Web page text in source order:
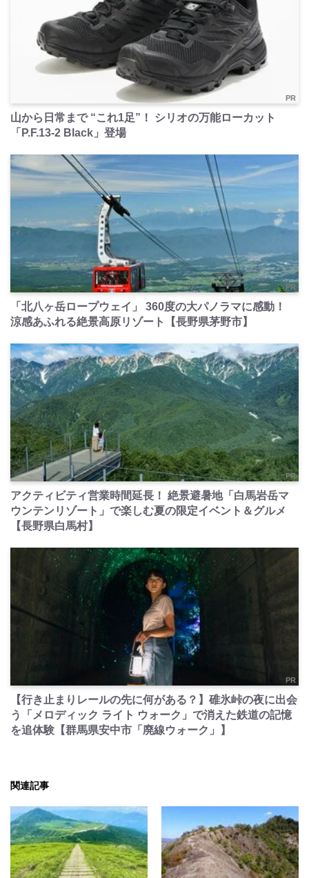
PR
山から日常まで “これ1足”！ シリオの万能ローカット
「P.F.13-2 Black」登場
PR
「北八ヶ岳ロープウェイ」 360度の大パノラマに感動！
涼感あふれる絶景高原リゾート【長野県茅野市】
PR
アクティビティ営業時間延長！ 絶景避暑地「白馬岩岳マ
ウンテンリゾート」で楽しむ夏の限定イベント＆グルメ
【長野県白馬村】
PR
【行き止まりレールの先に何がある？】碓氷峠の夜に出会
う「メロディック ライト ウォーク」で消えた鉄道の記憶
を追体験【群馬県安中市「廃線ウォーク」】
関連記事